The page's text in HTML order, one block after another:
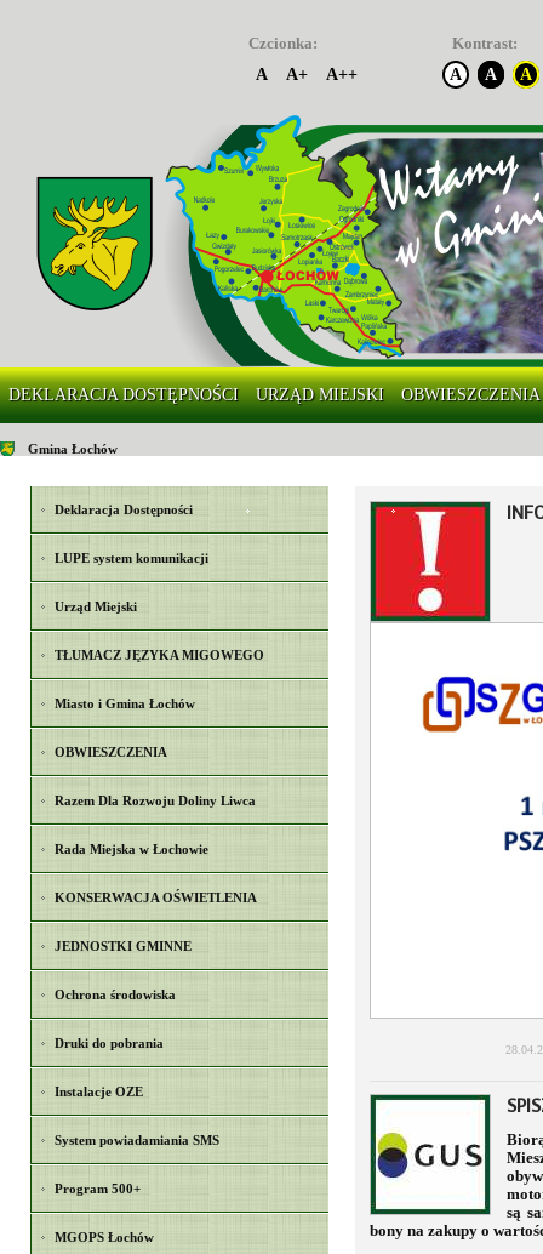
Czcionka:
A
A+ A++
Kontrast:
A
A A
DEKLARACJA DOSTĘPNOŚCI URZĄD MIEJSKI OBWIESZCZENIA
Gmina Łochów
Deklaracja Dostępności
LUPE system komunikacji
Urząd Miejski
TŁUMACZ JĘZYKA MIGOWEGO
Miasto i Gmina Łochów
OBWIESZCZENIA
Razem Dla Rozwoju Doliny Liwca
Rada Miejska w Łochowie
KONSERWACJA OŚWIETLENIA
JEDNOSTKI GMINNE
Ochrona środowiska
Druki do pobrania
Instalacje OZE
System powiadamiania SMS
Program 500+
MGOPS Łochów
są
bony na zakupy o